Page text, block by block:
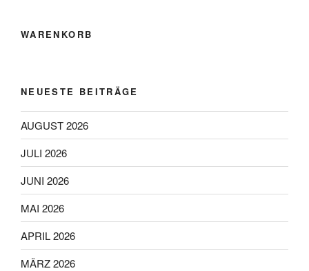
WARENKORB
NEUESTE BEITRÄGE
AUGUST 2026
JULI 2026
JUNI 2026
MAI 2026
APRIL 2026
MÄRZ 2026